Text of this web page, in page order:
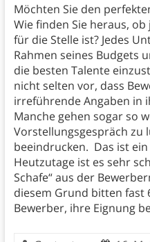
Möchten Sie den
Wie finden Sie heraus,
für die Stelle ist? Jedes
Rahmen seines Budgets
die besten Talente
nicht selten vor, dass
irreführende Angaben in
Manche gehen sogar so
Vorstellungsgespräch zu
beeindrucken. Das ist
Heutzutage ist es sehr
Schafe“ aus der
diesem Grund bitten fast
Bewerber, ihre Eignung